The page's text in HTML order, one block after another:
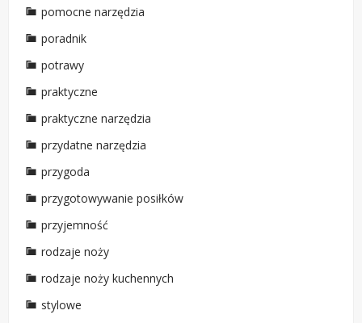
pomocne narzędzia
poradnik
potrawy
praktyczne
praktyczne narzędzia
przydatne narzędzia
przygoda
przygotowywanie posiłków
przyjemność
rodzaje noży
rodzaje noży kuchennych
stylowe